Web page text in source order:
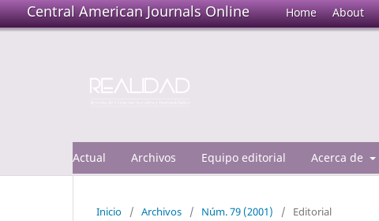
Central American Journals Online Home About
Actual Archivos Equipo editorial Acerca de
Inicio / Archivos / Núm. 79 (2001) / Editorial